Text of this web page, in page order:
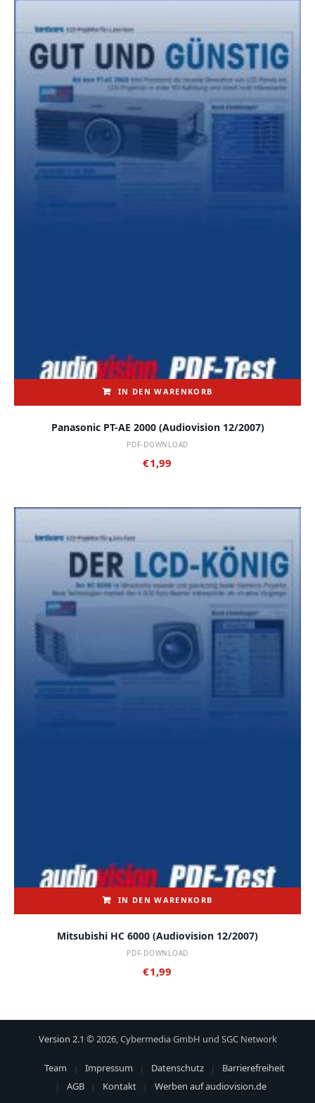
IN DEN WARENKORB
Panasonic PT-AE 2000 (audiovision 12/2007)
PDF-DOWNLOAD
€1,99
IN DEN WARENKORB
Mitsubishi HC 6000 (audiovision 12/2007)
PDF-DOWNLOAD
€1,99
Version 2.1 © 2026, Cybermedia GmbH und SGC Network
Team Impressum Datenschutz
Barrierefreiheit
AGB
Kontakt Werben auf audiovision.de